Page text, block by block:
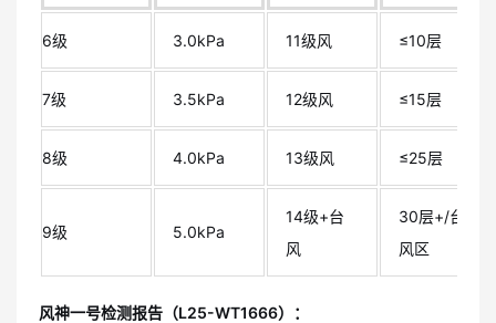
6级 3.0kPa 11级风 ≤10层
7级 3.5kPa 12级风 ≤15层
8级 4.0kPa 13级风 ≤25层
9级 5.0kPa
14级+台
风
30层+/台
风区
风神一号检测报告（L25-WT1666）：